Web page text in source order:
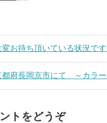
変お待ち頂いている状況で
都府長岡京市にて ～カラー
トをどうぞ